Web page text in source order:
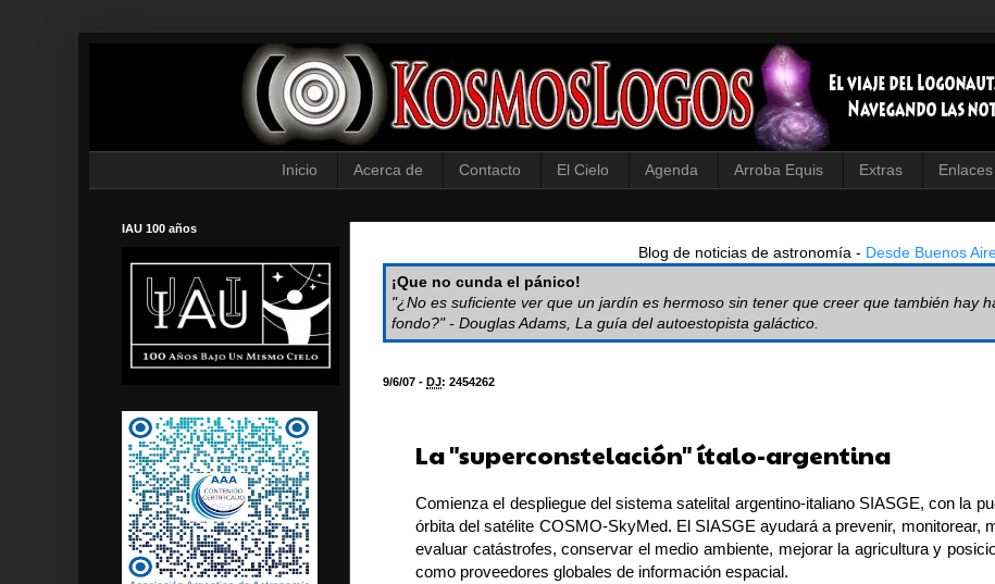
Inicio Acerca de Contacto El Cielo Agenda Arroba Equis Extras Enlaces
Blog de noticias de astronomía - Desde Buenos
¡Que no cunda el pánico!
"¿No es suficiente ver que un jardín es hermoso sin tener que creer que también hay
fondo?" - Douglas Adams, La guía del autoestopista galáctico.
9/6/07 - DJ: 2454262
La "superconstelación" ítalo-argentina
Comienza el despliegue del sistema satelital argentino-italiano SIASGE, con la
órbita del satélite COSMO-SkyMed. El SIASGE ayudará a prevenir, monitorear,
evaluar catástrofes, conservar el medio ambiente, mejorar la agricultura y
como proveedores globales de información espacial.
IAU 100 años